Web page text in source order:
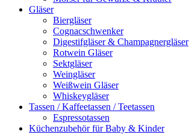
Gläser
Biergläser
Cognacschwenker
Digestifgläser & Champagnergläser
Rotwein Gläser
Sektgläser
Weingläser
Weißwein Gläser
Whiskeygläser
Tassen / Kaffeetassen / Teetassen
Espressotassen
Küchenzubehör für Baby & Kinder